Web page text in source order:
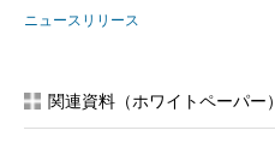
ニュースリリース
関連資料（ホワイトペーパー）